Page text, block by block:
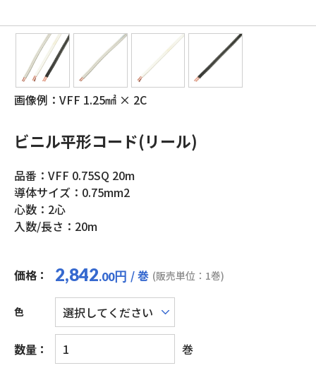
画像例：VFF 1.25㎟ × 2C
ビニル平形コード(リール)
品番：VFF 0.75SQ 20m
導体サイズ：0.75mm2
心数：2心
入数/長さ：20m
価格： 2,842.00円 / 巻 (販売単位：1巻)
色
数量：
ビ
ニ
巻